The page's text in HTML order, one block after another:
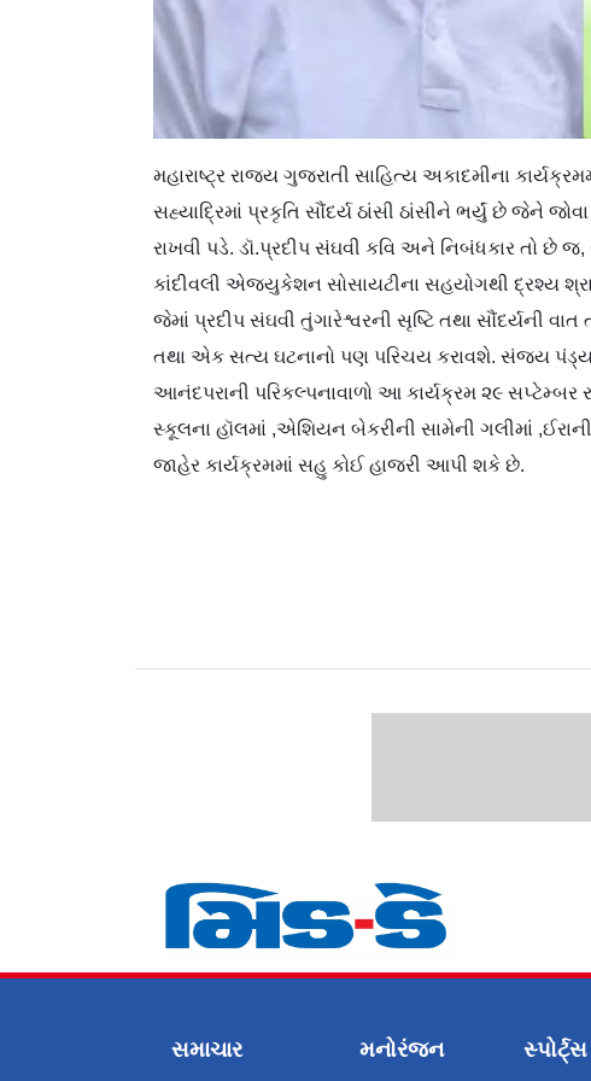
મહારાષ્ટ્ર રાજ્ય ગુજરાતી સાહિત્ય અકાદમીના
સહ્યાદ્રિમાં પ્રકૃતિ સૌંદર્ય ઠાંસી ઠાંસીને ભર્યું છે જેને
રાખવી પડે. ડૉ.પ્રદીપ સંઘવી કવિ અને નિબંધકાર તો છે જ,
કાંદીવલી એજ્યુકેશન સોસાયટીના સહયોગથી દ્રશ્ય
જેમાં પ્રદીપ સંઘવી તુંગારેશ્વરની સૃષ્ટિ તથા સૌંદર્યની
તથા એક સત્ય ઘટનાનો પણ પરિચય કરાવશે. ‌સંજય
આનંદપરાની પરિકલ્પનાવાળો આ કાર્યક્રમ ૨૯
સ્કૂલના હૉલમાં ,એશિયન બેકરીની સામેની ગલીમાં
જાહેર કાર્યક્રમમાં સહુ કોઈ હાજરી આપી શકે છે.
સમાચાર મનોરંજન સ્પોર્ટ્સ